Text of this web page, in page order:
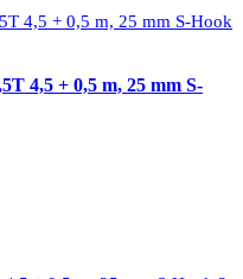
4,5 + 0,5 m, 25 mm S-